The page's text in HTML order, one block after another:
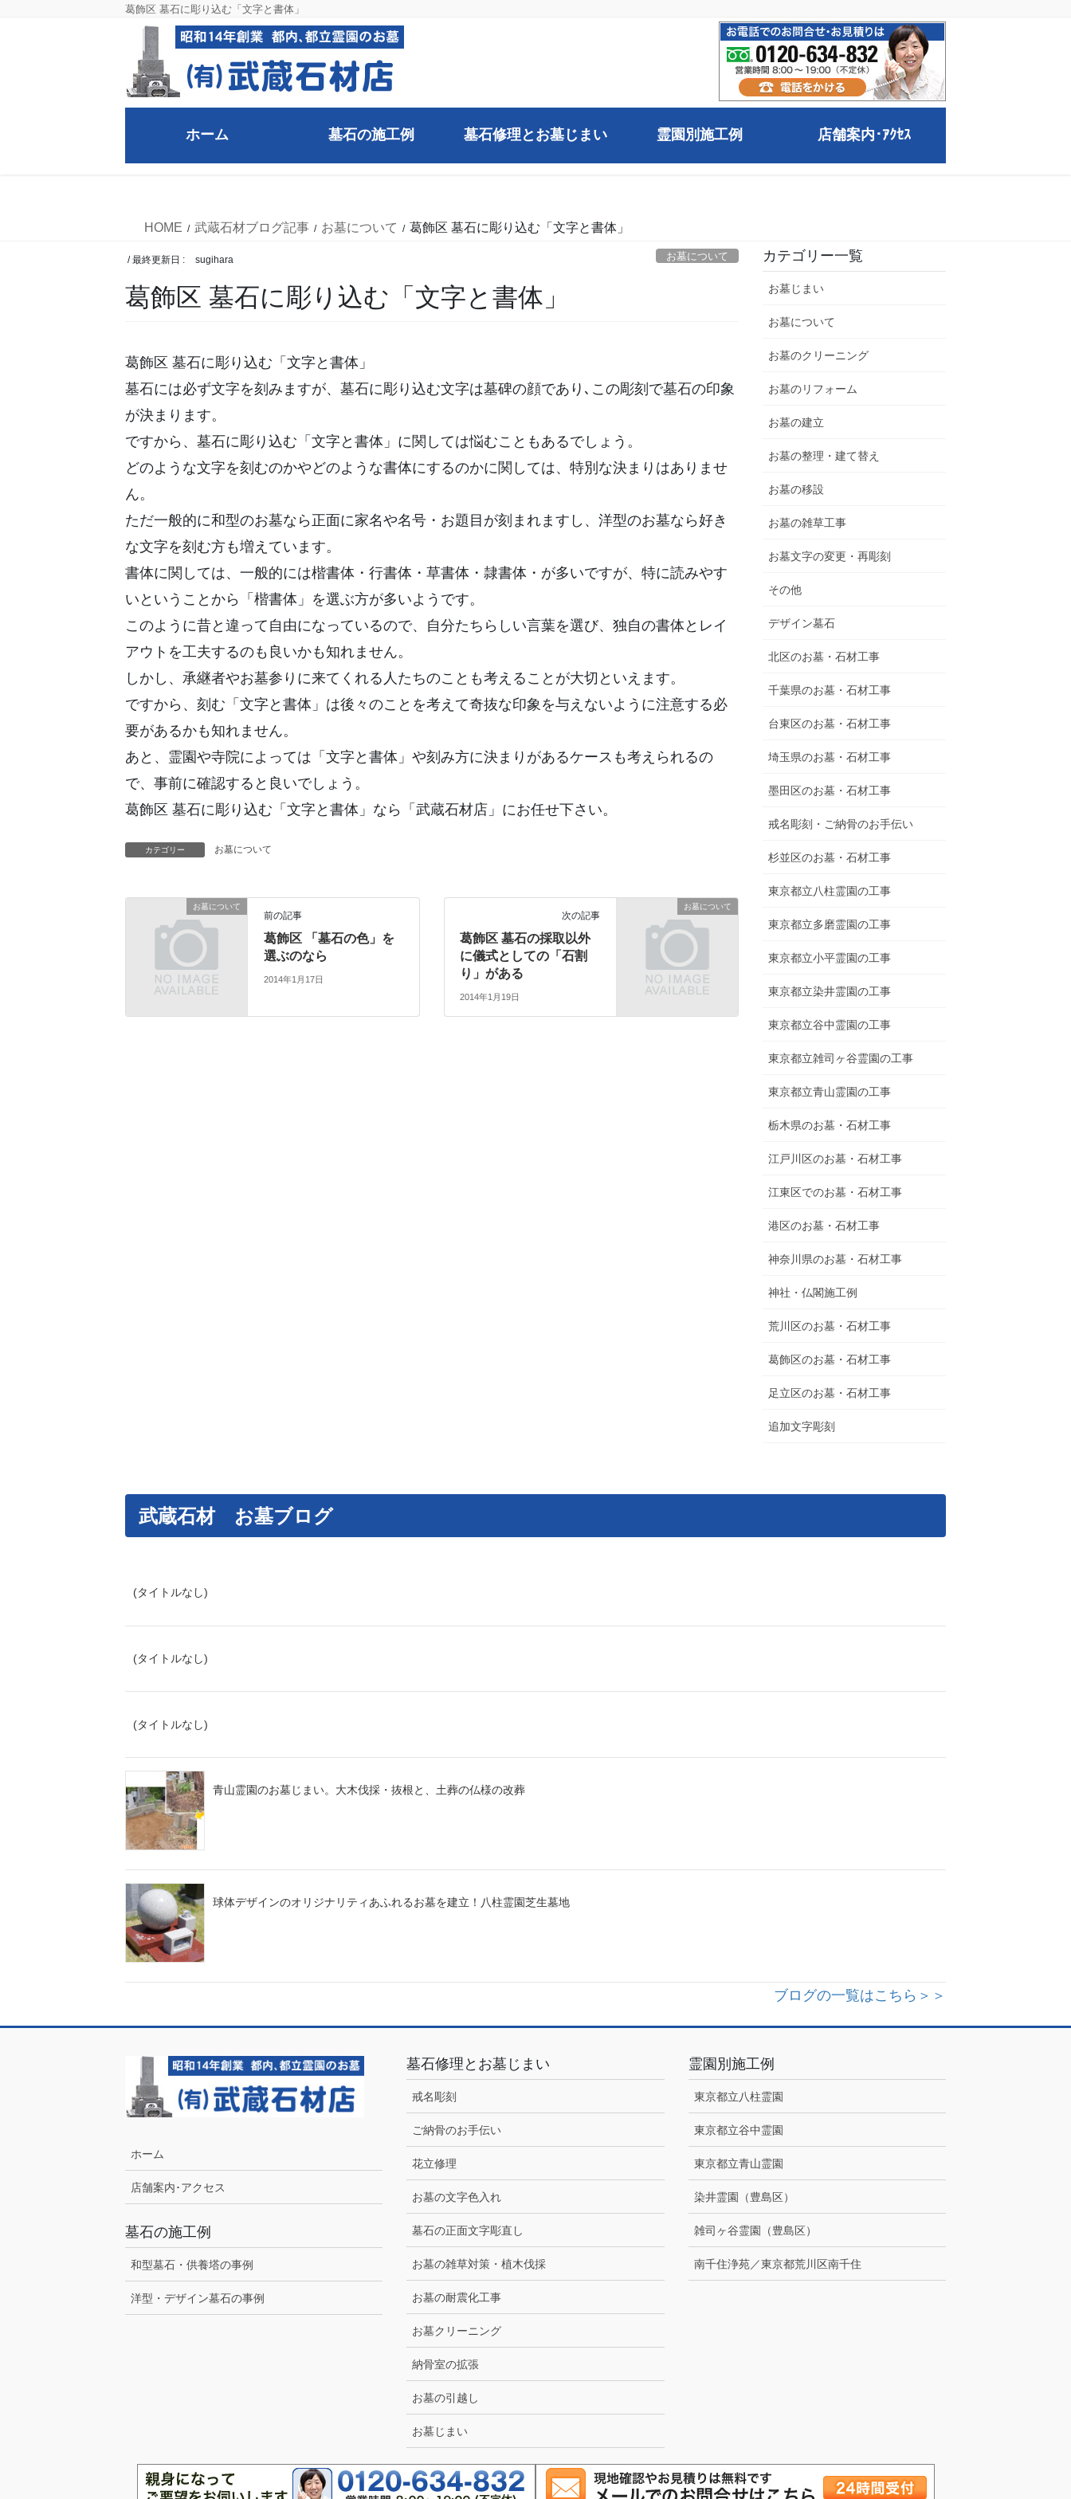
葛飾区 墓石に彫り込む「文字と書体」
ホーム 墓石の施工例 墓石修理とお墓じまい 霊園別施工例 店舗案内･ｱｸｾｽ
HOME 武蔵石材ブログ記事 お墓について 葛飾区 墓石に彫り込む「文字と書体」
/ 最終更新日 : sugihara お墓について
葛飾区 墓石に彫り込む「文字と書体」
葛飾区 墓石に彫り込む「文字と書体」
墓石には必ず文字を刻みますが、墓石に彫り込む文字は墓碑の顔であり､この彫刻で墓石の印象
が決まります。
ですから、墓石に彫り込む「文字と書体」に関しては悩むこともあるでしょう。
どのような文字を刻むのかやどのような書体にするのかに関しては、特別な決まりはありませ
ん。
ただ一般的に和型のお墓なら正面に家名や名号・お題目が刻まれますし、洋型のお墓なら好き
な文字を刻む方も増えています。
書体に関しては、一般的には楷書体・行書体・草書体・隷書体・が多いですが、特に読みやす
いということから「楷書体」を選ぶ方が多いようです。
このように昔と違って自由になっているので、自分たちらしい言葉を選び、独自の書体とレイ
アウトを工夫するのも良いかも知れません。
しかし、承継者やお墓参りに来てくれる人たちのことも考えることが大切といえます。
ですから、刻む「文字と書体」は後々のことを考えて奇抜な印象を与えないように注意する必
要があるかも知れません。
あと、霊園や寺院によっては「文字と書体」や刻み方に決まりがあるケースも考えられるの
で、事前に確認すると良いでしょう。
葛飾区 墓石に彫り込む「文字と書体」なら「武蔵石材店」にお任せ下さい。
カテゴリー お墓について
お墓について
前の記事
葛飾区 「墓石の色」を
選ぶのなら
2014年1月17日
お墓について
次の記事
葛飾区 墓石の採取以外
に儀式としての「石割
り」がある
2014年1月19日
カテゴリー一覧
お墓じまい
お墓について
お墓のクリーニング
お墓のリフォーム
お墓の建立
お墓の整理・建て替え
お墓の移設
お墓の雑草工事
お墓文字の変更・再彫刻
その他
デザイン墓石
北区のお墓・石材工事
千葉県のお墓・石材工事
台東区のお墓・石材工事
埼玉県のお墓・石材工事
墨田区のお墓・石材工事
戒名彫刻・ご納骨のお手伝い
杉並区のお墓・石材工事
東京都立八柱霊園の工事
東京都立多磨霊園の工事
東京都立小平霊園の工事
東京都立染井霊園の工事
東京都立谷中霊園の工事
東京都立雑司ヶ谷霊園の工事
東京都立青山霊園の工事
栃木県のお墓・石材工事
江戸川区のお墓・石材工事
江東区でのお墓・石材工事
港区のお墓・石材工事
神奈川県のお墓・石材工事
神社・仏閣施工例
荒川区のお墓・石材工事
葛飾区のお墓・石材工事
足立区のお墓・石材工事
追加文字彫刻
武蔵石材 お墓ブログ
(タイトルなし)
(タイトルなし)
(タイトルなし)
青山霊園のお墓じまい。大木伐採・抜根と、土葬の仏様の改葬
球体デザインのオリジナリティあふれるお墓を建立！八柱霊園芝生墓地
ブログの一覧はこちら＞＞
ホーム
店舗案内･アクセス
墓石の施工例
和型墓石・供養塔の事例
洋型・デザイン墓石の事例
墓石修理とお墓じまい
戒名彫刻
ご納骨のお手伝い
花立修理
お墓の文字色入れ
墓石の正面文字彫直し
お墓の雑草対策・植木伐採
お墓の耐震化工事
お墓クリーニング
納骨室の拡張
お墓の引越し
お墓じまい
霊園別施工例
東京都立八柱霊園
東京都立谷中霊園
東京都立青山霊園
染井霊園（豊島区）
雑司ヶ谷霊園（豊島区）
南千住浄苑／東京都荒川区南千住